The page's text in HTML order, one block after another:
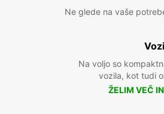
Ne glede na vaše
Na voljo so
vozila, kot tudi
ŽELIM VEČ